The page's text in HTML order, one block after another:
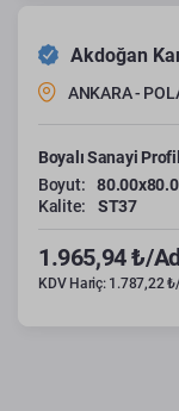
Akdoğan
ANKARA -
Boyalı Sanayi
Boyut:
Kalite:
ST37
1.965,94 ₺/
KDV Hariç: 1.787,22